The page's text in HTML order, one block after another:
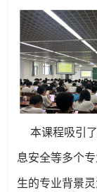
本课程吸引
息安全等多个
生的专业背景